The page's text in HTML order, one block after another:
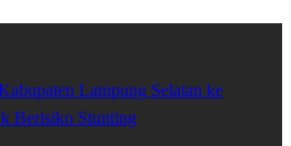
Lampung Selatan ke
Berisiko Stunting